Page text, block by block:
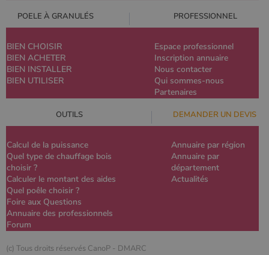
POELE À GRANULÉS PROFESSIONNEL
BIEN CHOISIR
BIEN ACHETER
BIEN INSTALLER
BIEN UTILISER
Espace professionnel
Inscription annuaire
Nous contacter
Qui sommes-nous
Partenaires
OUTILS DEMANDER UN DEVIS
Calcul de la puissance
Quel type de chauffage bois
choisir ?
Calculer le montant des aides
Quel poêle choisir ?
Foire aux Questions
Annuaire des professionnels
Forum
Annuaire par région
Annuaire par
département
Actualités
(c) Tous droits réservés CanoP - DMARC